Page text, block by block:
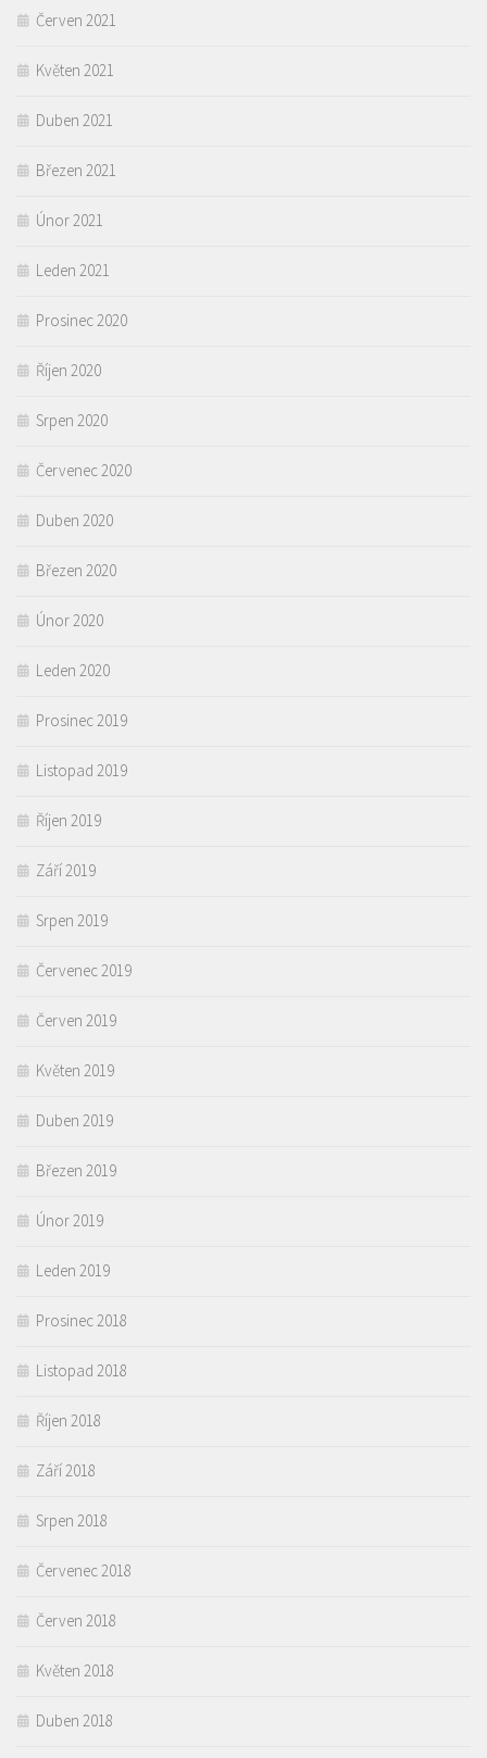
Červen 2021
Květen 2021
Duben 2021
Březen 2021
Únor 2021
Leden 2021
Prosinec 2020
Říjen 2020
Srpen 2020
Červenec 2020
Duben 2020
Březen 2020
Únor 2020
Leden 2020
Prosinec 2019
Listopad 2019
Říjen 2019
Září 2019
Srpen 2019
Červenec 2019
Červen 2019
Květen 2019
Duben 2019
Březen 2019
Únor 2019
Leden 2019
Prosinec 2018
Listopad 2018
Říjen 2018
Září 2018
Srpen 2018
Červenec 2018
Červen 2018
Květen 2018
Duben 2018